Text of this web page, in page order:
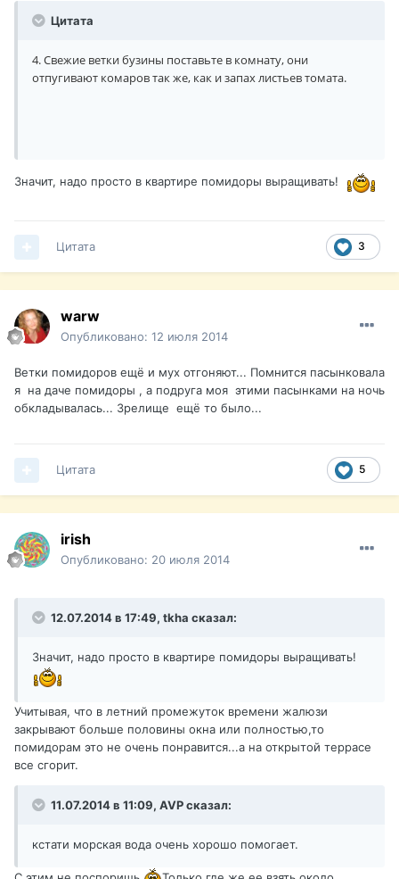
Цитата
4. Свежие ветки бузины поставьте в комнату, они
отпугивают комаров так же, как и запах листьев томата.
Значит, надо просто в квартире помидоры выращивать!
3
Цитата
warw
Опубликовано: 12 июля 2014
Ветки помидоров ещё и мух отгоняют... Помнится пасынковала
я на даче помидоры , а подруга моя этими пасынками на ночь
обкладывалась... Зрелище ещё то было...
5
Цитата
irish
Опубликовано: 20 июля 2014
12.07.2014 в 17:49, tkha сказал:
Значит, надо просто в квартире помидоры выращивать!
Учитывая, что в летний промежуток времени жалюзи
закрывают больше половины окна или полностью,то
помидорам это не очень понравится...а на открытой террасе
все сгорит.
11.07.2014 в 11:09, AVP сказал:
кстати морская вода очень хорошо помогает.